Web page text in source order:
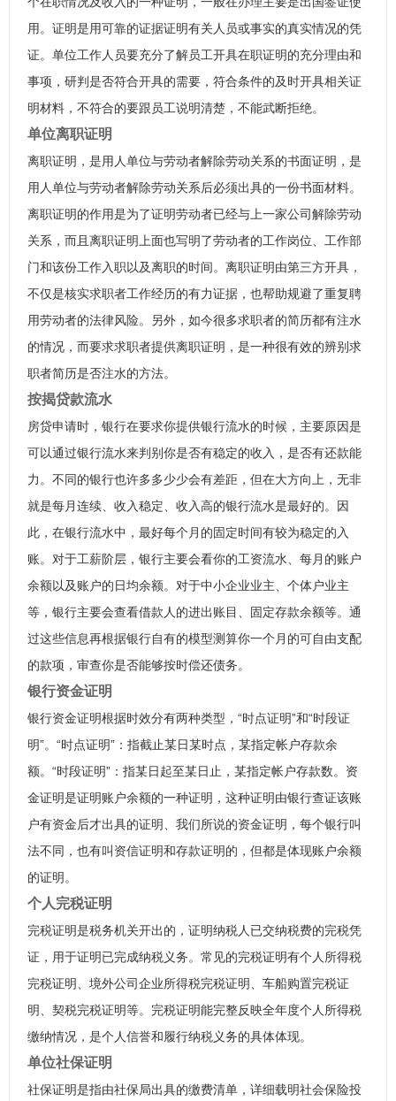
用。证明是用可靠的证据证明有关人员或事实的真实情况的凭
证。单位工作人员要充分了解员工开具在职证明的充分理由和
事项，研判是否符合开具的需要，符合条件的及时开具相关证
明材料，不符合的要跟员工说明清楚，不能武断拒绝。
单位离职证明
离职证明，是用人单位与劳动者解除劳动关系的书面证明，是
用人单位与劳动者解除劳动关系后必须出具的一份书面材料。
离职证明的作用是为了证明劳动者已经与上一家公司解除劳动
关系，而且离职证明上面也写明了劳动者的工作岗位、工作部
门和该份工作入职以及离职的时间。离职证明由第三方开具，
不仅是核实求职者工作经历的有力证据，也帮助规避了重复聘
用劳动者的法律风险。另外，如今很多求职者的简历都有注水
的情况，而要求求职者提供离职证明，是一种很有效的辨别求
职者简历是否注水的方法。
按揭贷款流水
房贷申请时，银行在要求你提供银行流水的时候，主要原因是
可以通过银行流水来判别你是否有稳定的收入，是否有还款能
力。不同的银行也许多多少少会有差距，但在大方向上，无非
就是每月连续、收入稳定、收入高的银行流水是最好的。因
此，在银行流水中，最好每个月的固定时间有较为稳定的入
账。对于工薪阶层，银行主要会看你的工资流水、每月的账户
余额以及账户的日均余额。对于中小企业业主、个体户业主
等，银行主要会查看借款人的进出账目、固定存款余额等。通
过这些信息再根据银行自有的模型测算你一个月的可自由支配
的款项，审查你是否能够按时偿还债务。
银行资金证明
银行资金证明根据时效分有两种类型，“时点证明”和“时段证
明”。“时点证明”：指截止某日某时点，某指定帐户存款余
额。“时段证明”：指某日起至某日止，某指定帐户存款数。资
金证明是证明账户余额的一种证明，这种证明由银行查证该账
户有资金后才出具的证明、我们所说的资金证明，每个银行叫
法不同，也有叫资信证明和存款证明的，但都是体现账户余额
的证明。
个人完税证明
完税证明是税务机关开出的，证明纳税人已交纳税费的完税凭
证，用于证明已完成纳税义务。常见的完税证明有个人所得税
完税证明、境外公司企业所得税完税证明、车船购置完税证
明、契税完税证明等。完税证明能完整反映全年度个人所得税
缴纳情况，是个人信誉和履行纳税义务的具体体现。
单位社保证明
社保证明是指由社保局出具的缴费清单，详细载明社会保险投